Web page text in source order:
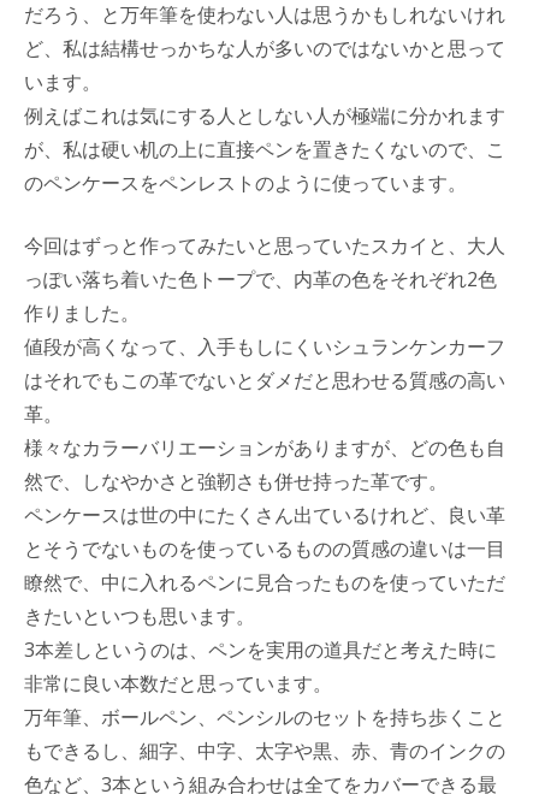
だろう、と万年筆を使わない人は思うかもしれないけれ
ど、私は結構せっかちな人が多いのではないかと思って
います。
例えばこれは気にする人としない人が極端に分かれます
が、私は硬い机の上に直接ペンを置きたくないので、こ
のペンケースをペンレストのように使っています。
今回はずっと作ってみたいと思っていたスカイと、大人
っぽい落ち着いた色トープで、内革の色をそれぞれ2色
作りました。
値段が高くなって、入手もしにくいシュランケンカーフ
はそれでもこの革でないとダメだと思わせる質感の高い
革。
様々なカラーバリエーションがありますが、どの色も自
然で、しなやかさと強靭さも併せ持った革です。
ペンケースは世の中にたくさん出ているけれど、良い革
とそうでないものを使っているものの質感の違いは一目
瞭然で、中に入れるペンに見合ったものを使っていただ
きたいといつも思います。
3本差しというのは、ペンを実用の道具だと考えた時に
非常に良い本数だと思っています。
万年筆、ボールペン、ペンシルのセットを持ち歩くこと
もできるし、細字、中字、太字や黒、赤、青のインクの
色など、3本という組み合わせは全てをカバーできる最